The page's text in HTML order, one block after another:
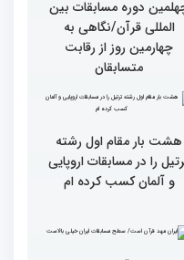
سومین محفل انس با قرآن
ویژه بانوان در آستان مقدس
امامزاده حسن (ع) برگزار
شد
پایان رقابت بانوان در
چهلمین دوره مسابقات بین
چهارمین روز از رقابت